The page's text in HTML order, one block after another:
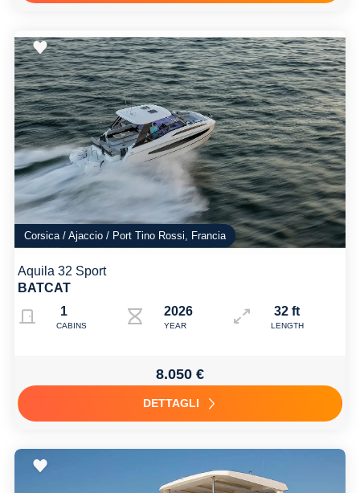
Corsica / Ajaccio / Port Tino Rossi, Francia
Aquila 32 Sport
BATCAT
1
CABINS
2026
YEAR
32 ft
LENGTH
8.050 €
DETTAGLI